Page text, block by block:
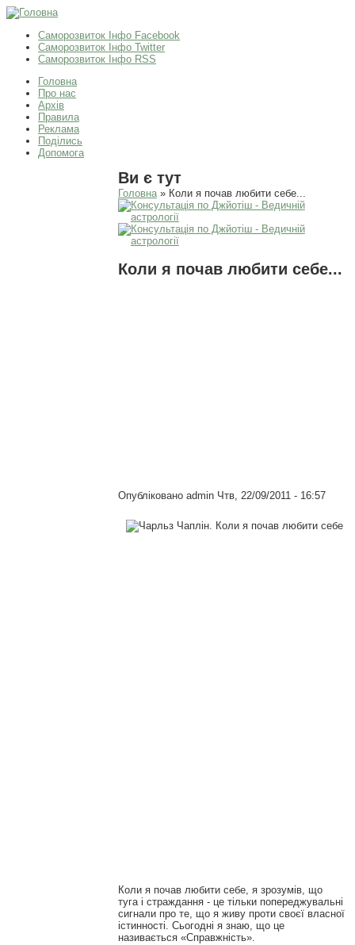
Саморозвиток Інфо Facebook
Саморозвиток Інфо Twitter
Саморозвиток Інфо RSS
Головна
Про нас
Архів
Правила
Реклама
Поділись
Допомога
Ви є тут
Головна» Коли я почав любити себе...
Коли я почав любити себе...
Опубліковано adminЧтв, 22/09/2011 - 16:57
Коли я почав любити себе, я зрозумів, що
туга і страждання - це тільки попереджувальні
сигнали про те, що я живу проти своєї власної
істинності. Сьогодні я знаю, що це
називається «Справжність».